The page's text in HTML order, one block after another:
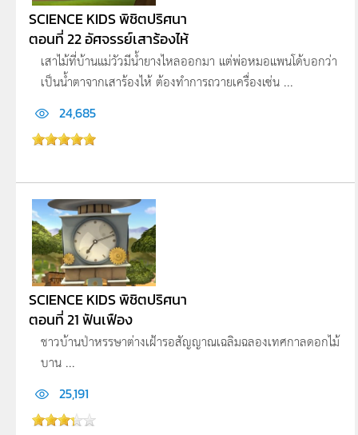
SCIENCE KIDS พิชิตปริศนา
ตอนที่ 22 อัศจรรย์เสาร้องไห้
เสาไม้ที่บ้านแม่วัวมีน้ำยางไหลออกมา แต่พ่อหมอแพนโด้บอกว่า
เป็นน้ำตาจากเสาร้อง­ไห้ ต้องทำการถวายเครื่องเซ่น ...
24,685
SCIENCE KIDS พิชิตปริศนา
ตอนที่ 21 ฟันเฟือง
ชาวบ้านป่าหรรษาต่างเฝ้ารอสัญญาณเฉลิมฉลอง­เทศกาลดอกไม้
บาน ...
25,191